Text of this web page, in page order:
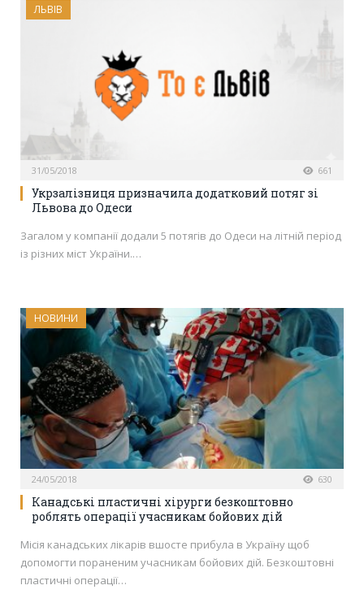
ЛЬВІВ
31/05/2018 661
Укрзалізниця призначила додатковий потяг зі
Львова до Одеси
Загалом у компанії додали 5 потягів до Одеси на літній період
із різних міст України.…
НОВИНИ
24/05/2018 630
Канадські пластичні хірурги безкоштовно
роблять операції учасникам бойових дій
Місія канадських лікарів вшосте прибула в Україну щоб
допомогти пораненим учасникам бойових дій. Безкоштовні
пластичні операції…